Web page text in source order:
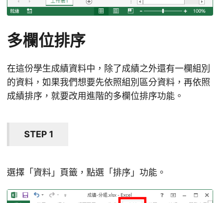
多欄位排序
在這份學生成績資料中，除了成績之外還有一欄組別
的資料，如果我們想要先依照組別區分資料，再依照
成績排序，就要改用進階的多欄位排序功能。
STEP 1
選擇「資料」頁籤，點選「排序」功能。